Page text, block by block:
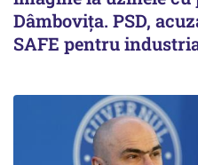
Dâmbovița. PSD,
SAFE pentru